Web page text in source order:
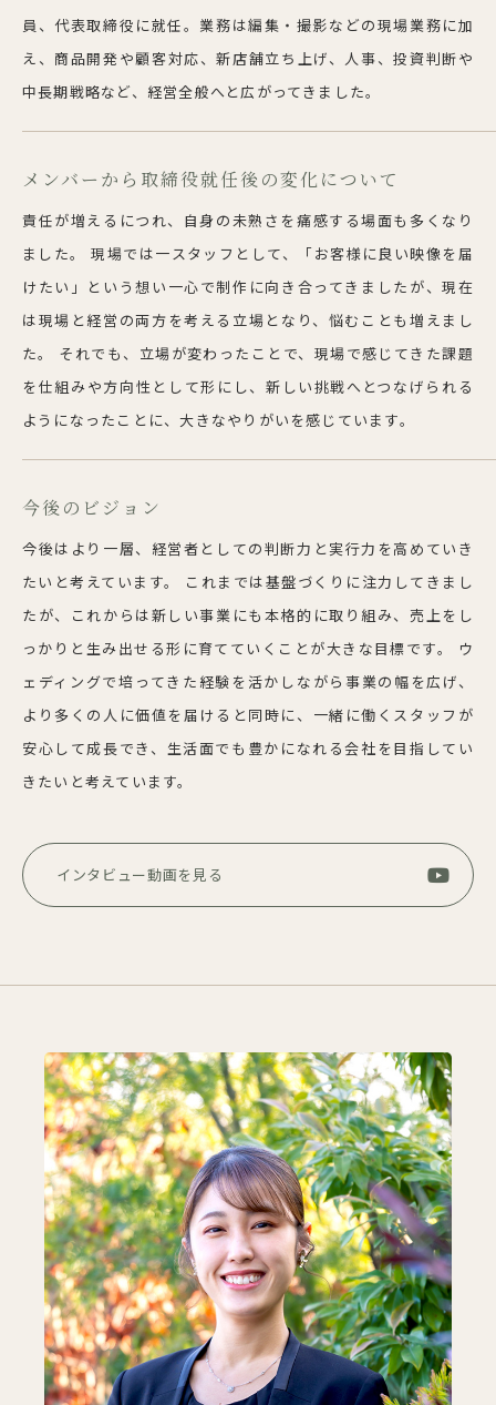
員、代表取締役に就任。業務は編集・撮影などの現場業務に加
え、商品開発や顧客対応、新店舗立ち上げ、人事、投資判断や
中長期戦略など、経営全般へと広がってきました。
メンバーから取締役就任後の変化について
責任が増えるにつれ、自身の未熟さを痛感する場面も多くなり
ました。 現場では一スタッフとして、「お客様に良い映像を届
けたい」という想い一心で制作に向き合ってきましたが、現在
は現場と経営の両方を考える立場となり、悩むことも増えまし
た。 それでも、立場が変わったことで、現場で感じてきた課題
を仕組みや方向性として形にし、新しい挑戦へとつなげられる
ようになったことに、大きなやりがいを感じています。
今後のビジョン
今後はより一層、経営者としての判断力と実行力を高めていき
たいと考えています。 これまでは基盤づくりに注力してきまし
たが、これからは新しい事業にも本格的に取り組み、売上をし
っかりと生み出せる形に育てていくことが大きな目標です。 ウ
ェディングで培ってきた経験を活かしながら事業の幅を広げ、
より多くの人に価値を届けると同時に、一緒に働くスタッフが
安心して成長でき、生活面でも豊かになれる会社を目指してい
きたいと考えています。
インタビュー動画を見る